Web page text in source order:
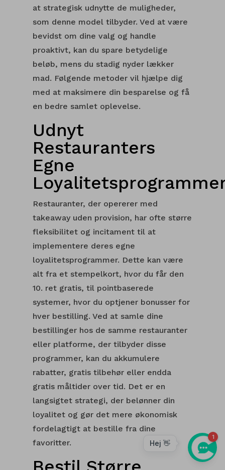
at strategisk udnytte de muligheder,
som denne model tilbyder. Ved at være
bevidst om dine valg og handle
proaktivt, kan du spare betydelige
beløb, mens du stadig nyder lækker
mad. Følgende metoder vil hjælpe dig
med at maksimere din besparelse og få
en bedre samlet oplevelse.
Udnyt
Restauranters
Egne
Restauranter, der opererer med
takeaway uden provision, har ofte større
fleksibilitet og incitament til at
implementere deres egne
loyalitetsprogrammer. Dette kan være
alt fra et stempelkort, hvor du får den
10. ret gratis, til pointbaserede
systemer, hvor du optjener bonusser for
hver bestilling. Ved at samle dine
bestillinger hos de samme restauranter
eller platforme, der tilbyder disse
programmer, kan du akkumulere
rabatter, gratis tilbehør eller endda
gratis måltider over tid. Det er en
langsigtet strategi, der belønner din
loyalitet og gør det mere økonomisk
fordelagtigt at bestille fra dine
favoritter.